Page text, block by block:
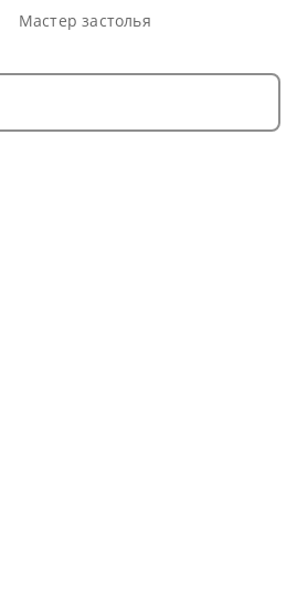
Мастер застолья